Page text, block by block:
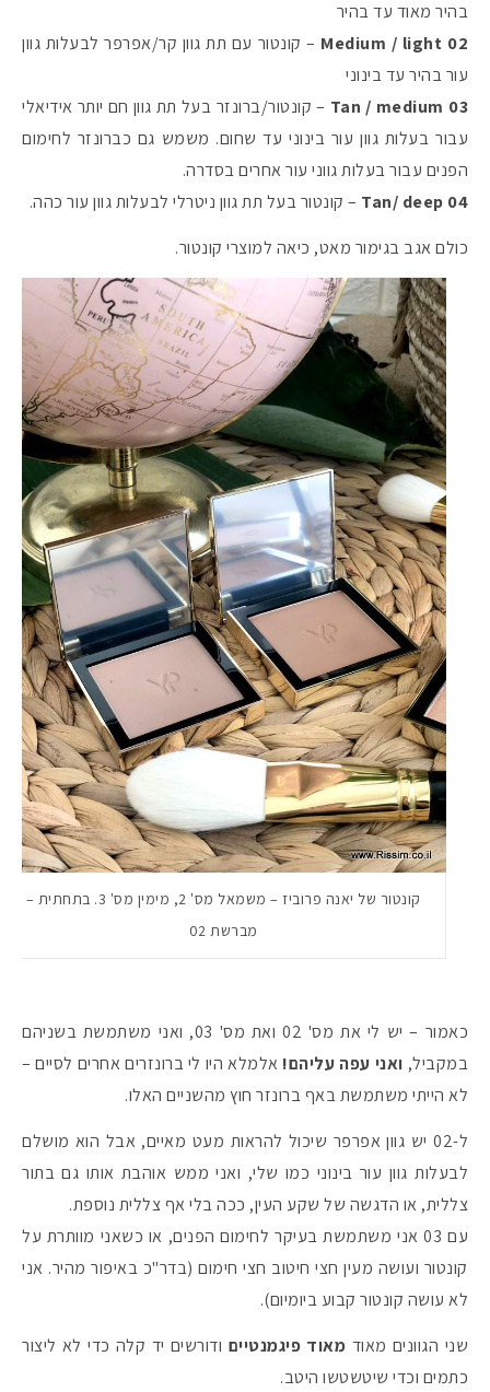
בהיר מאוד עד בהיר
Medium / light 02 – קונטור עם תת גוון קר/אפרפר לבעלות גוון
עור בהיר עד בינוני
Tan / medium 03 – קונטור/ברונזר בעל תת גוון חם יותר אידיאלי
עבור בעלות גוון עור בינוני עד שחום. משמש גם כברונזר לחימום
הפנים עבור בעלות גווני עור אחרים בסדרה.
04 Tan/ deep
– קונטור בעל תת גוון ניטרלי לבעלות גוון עור כהה.
כולם אגב בגימור מאט, כיאה למוצרי קונטור.
קונטור של יאנה פרוביז – משמאל מס' 2, מימין מס' 3. בתחתית –
מברשת 02
כאמור – יש לי את מס' 02 ואת מס' 03, ואני משתמשת בשניהם
במקביל, ואני עפה עליהם! אלמלא היו לי ברונזרים אחרים לסיים –
לא הייתי משתמשת באף ברונזר חוץ מהשניים האלו.
ל-02 יש גוון אפרפר שיכול להראות מעט מאיים, אבל הוא מושלם
לבעלות גוון עור בינוני כמו שלי, ואני ממש אוהבת אותו גם בתור
צללית, או הדגשה של שקע העין, ככה בלי אף צללית נוספת.
עם 03 אני משתמשת בעיקר לחימום הפנים, או כשאני מוותרת על
קונטור ועושה מעין חצי חיטוב חצי חימום (בדר"כ באיפור מהיר. אני
לא עושה קונטור קבוע ביומיום).
שני הגוונים מאוד מאוד פיגמנטיים ודורשים יד קלה כדי לא ליצור
כתמים וכדי שיטשטשו היטב.